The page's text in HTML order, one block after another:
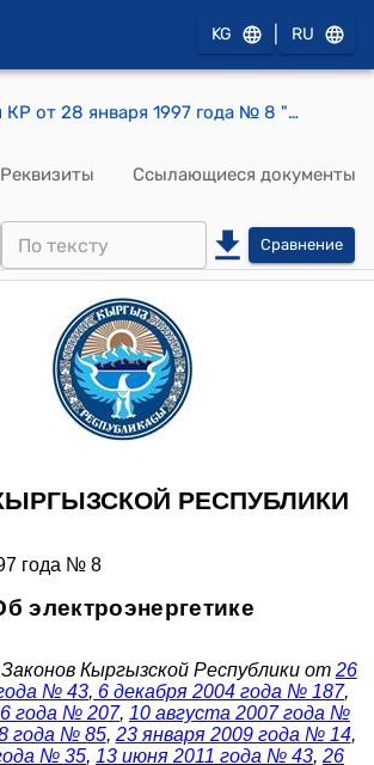
KG RU
Закон КР от 28 января 1997 года № 8 "Об электроэнергетике"
Реквизиты Ссылающиеся документы
Сравнение